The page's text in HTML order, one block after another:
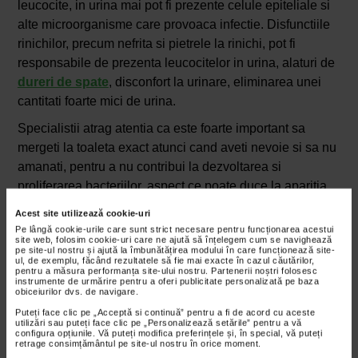
Acest site utilizează cookie-uri
Pe lângă cookie-urile care sunt strict necesare pentru funcționarea acestui
site web, folosim cookie-uri care ne ajută să înțelegem cum se navighează
pe site-ul nostru și ajută la îmbunătățirea modului în care funcționează site-
ul, de exemplu, făcând rezultatele să fie mai exacte în cazul căutărilor,
pentru a măsura performanța site-ului nostru. Partenerii noștri folosesc
instrumente de urmărire pentru a oferi publicitate personalizată pe baza
obiceiurilor dvs. de navigare.
Puteți face clic pe „Acceptă si continuă” pentru a fi de acord cu aceste
utilizări sau puteți face clic pe „Personalizează setările” pentru a vă
configura opțiunile. Vă puteți modifica preferințele și, în special, vă puteți
retrage consimțământul pe site-ul nostru în orice moment.
leucocite, in urina mai pot fi prezente celule epiteliale si
alte microorganisme care provoaca infectie. Disfunctiile
rinichilor, precum nefrita si pietrele la rinichi, pot fi
responsabile de prezenta leucocitelor in urina, alaturi de
dureri de spate, disconfort la urinare, eliminarea unei
cantitati foarte mici de urina.
Specialistii atrag atentia ca este foarte important sa
mergeti la toaleta exact atunci cand aveti nevoie si sa nu
amanati, pentru a nu contribui la dezvoltarea si
proliferarea bacteriilor, aspect ce poate duce la aparitia
unei infectii a tractului urinar. In plus, daca va faceti un
obicei din asta, in timp, vezica urinara nu se va mai goli
complet, determinand dezvoltarea microorganismelor. Se
recomanda sa consumati 2 litri de apa pe zi.
Ce indica valorile mari ale leucocitelor in
urina?
Prezenta valorilor mari de leucocite in urina este
verificata cu ajutorul analizei micro si macroscopice, ce